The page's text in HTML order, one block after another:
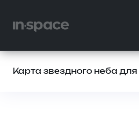
Карта звездного неба для